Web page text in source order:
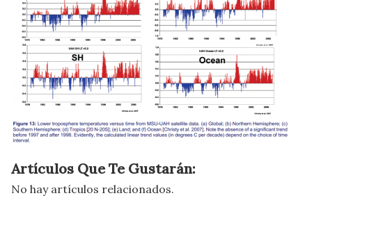
Artículos Que Te Gustarán:
No hay artículos relacionados.